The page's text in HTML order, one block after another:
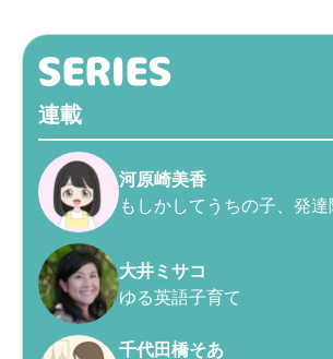
連載
河原崎美香
もしかしてうちの子、発達
大井ミサコ
ゆる英語子育て
千代田橋そあ